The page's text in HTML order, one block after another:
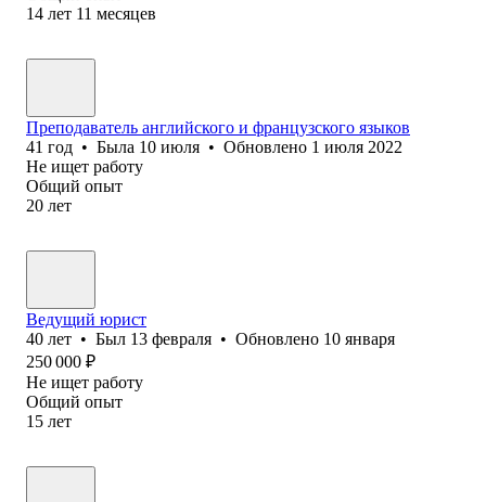
14 лет 11 месяцев
Преподаватель английского и французского языков
41 год • Была 10 июля • Обновлено 1 июля 2022
Не ищет работу
Общий опыт
20 лет
Ведущий юрист
40 лет • Был 13 февраля • Обновлено 10 января
250 000 ₽
Не ищет работу
Общий опыт
15 лет